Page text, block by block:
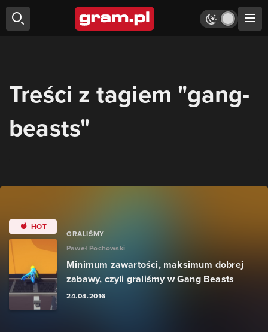
Treści z tagiem "gang-
beasts"
HOT
GRALIŚMY
Paweł Pochowski
Minimum zawartości, maksimum dobrej
zabawy, czyli graliśmy w Gang Beasts
24.04.2016